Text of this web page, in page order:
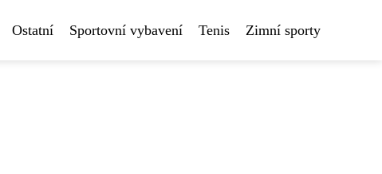
Ostatní Sportovní vybavení Tenis Zimní sporty